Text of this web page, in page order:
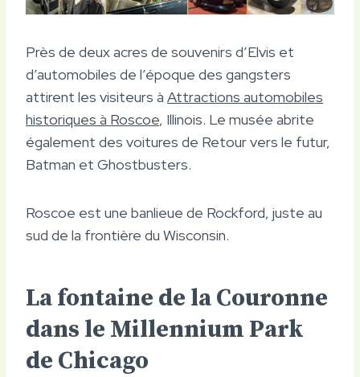
Près de deux acres de souvenirs d’Elvis et
d’automobiles de l’époque des gangsters
attirent les visiteurs à Attractions automobiles
historiques à Roscoe, Illinois. Le musée abrite
également des voitures de Retour vers le futur,
Batman et Ghostbusters.
Roscoe est une banlieue de Rockford, juste au
sud de la frontière du Wisconsin.
La fontaine de la Couronne
dans le Millennium Park
de Chicago